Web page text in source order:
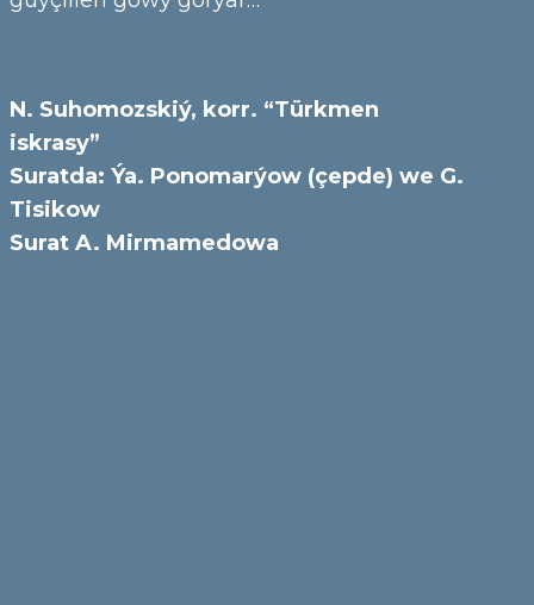
N. Suhomozskiý, korr. “Türkmen
iskrasy”
Suratda: Ýa. Ponomarýow (çepde) we G.
Tisikow
Surat A. Mirmamedowa